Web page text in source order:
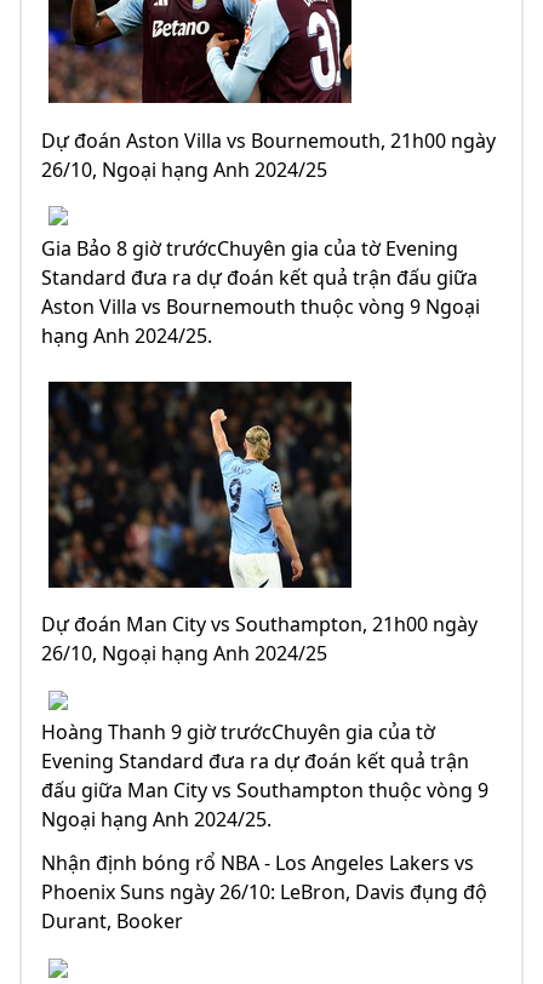
Dự đoán Aston Villa vs Bournemouth, 21h00 ngày
26/10, Ngoại hạng Anh 2024/25
Gia Bảo 8 giờ trướcChuyên gia của tờ Evening
Standard đưa ra dự đoán kết quả trận đấu giữa
Aston Villa vs Bournemouth thuộc vòng 9 Ngoại
hạng Anh 2024/25.
Dự đoán Man City vs Southampton, 21h00 ngày
26/10, Ngoại hạng Anh 2024/25
Hoàng Thanh 9 giờ trướcChuyên gia của tờ
Evening Standard đưa ra dự đoán kết quả trận
đấu giữa Man City vs Southampton thuộc vòng 9
Ngoại hạng Anh 2024/25.
Nhận định bóng rổ NBA - Los Angeles Lakers vs
Phoenix Suns ngày 26/10: LeBron, Davis đụng độ
Durant, Booker